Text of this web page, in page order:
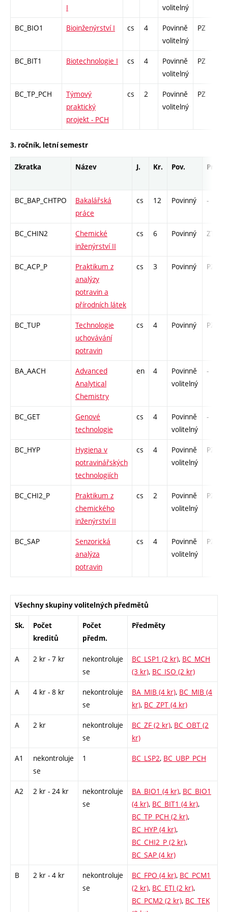
I volitelný
BC_BIO1 Bioinženýrství I cs 4
Povinně
volitelný
PZ
BC_BIT1 Biotechnologie I cs 4
Povinně
volitelný
PZ
BC_TP_PCH
Týmový
praktický
projekt - PCH
cs 2
Povinně
volitelný
PZ
3. ročník, letní semestr
Zkratka Název J. Kr. Pov. Prof.
BC_BAP_CHTPO
Bakalářská
práce
cs 12 Povinný -
BC_CHIN2
Chemické
inženýrství II
cs 6 Povinný ZT
BC_ACP_P
Praktikum z
analýzy
potravin a
přírodních látek
cs 3 Povinný PZ
BC_TUP
Technologie
uchovávání
potravin
cs 4 Povinný PZ
BA_AACH
Advanced
Analytical
Chemistry
en 4
Povinně
volitelný
-
BC_GET
Genové
technologie
cs 4
Povinně
volitelný
-
BC_HYP
Hygiena v
potravinářských
technologiích
cs 4
Povinně
volitelný
PZ
BC_CHI2_P
Praktikum z
chemického
inženýrství II
cs 2
Povinně
volitelný
PZ
BC_SAP
Senzorická
analýza
potravin
cs 4
Povinně
volitelný
PZ
Všechny skupiny volitelných předmětů
Sk.
Počet
kreditů
Počet
předm.
Předměty
A 2 kr - 7 kr
nekontroluje
se
BC_LSP1 (2 kr), BC_MCH
(3 kr), BC_ISO (2 kr)
A 4 kr - 8 kr
nekontroluje
se
BA_MIB (4 kr), BC_MIB (4
kr), BC_ZPT (4 kr)
A 2 kr
nekontroluje
se
BC_ZF (2 kr), BC_OBT (2
kr)
A1
nekontroluje
se
1 BC_LSP2, BC_UBP_PCH
A2 2 kr - 24 kr
nekontroluje
se
BA_BIO1 (4 kr), BC_BIO1
(4 kr), BC_BIT1 (4 kr),
BC_TP_PCH (2 kr),
BC_HYP (4 kr),
BC_CHI2_P (2 kr),
BC_SAP (4 kr)
B 2 kr - 4 kr
nekontroluje
se
BC_FPO (4 kr), BC_PCM1
(2 kr), BC_ETI (2 kr),
BC_PCM2 (2 kr), BC_TEK